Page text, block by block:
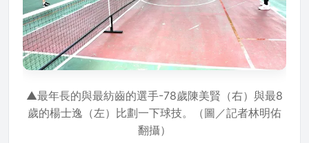
▲最年長的與最紡齒的選手-78歲陳美賢（右）與最8
歲的楊士逸（左）比劃一下球技。（圖／記者林明佑
翻攝）